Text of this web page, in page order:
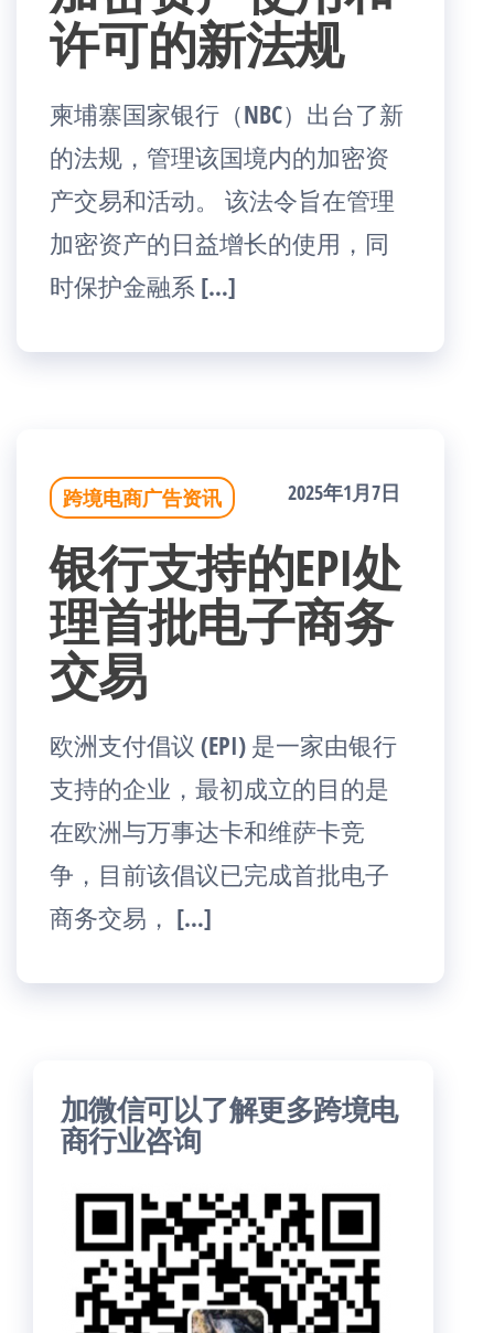
许可的新法规
柬埔寨国家银行（NBC）出台了新
的法规，管理该国境内的加密资
产交易和活动。 该法令旨在管理
加密资产的日益增长的使用，同
时保护金融系 […]
跨境电商广告资讯 2025年1月7日
银行支持的EPI处
理首批电子商务
交易
欧洲支付倡议 (EPI) 是一家由银行
支持的企业，最初成立的目的是
在欧洲与万事达卡和维萨卡竞
争，目前该倡议已完成首批电子
商务交易， […]
加微信可以了解更多跨境电
商行业咨询